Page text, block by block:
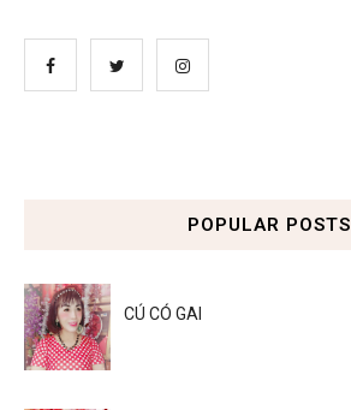
POPULAR POSTS
CÚ CÓ GAI